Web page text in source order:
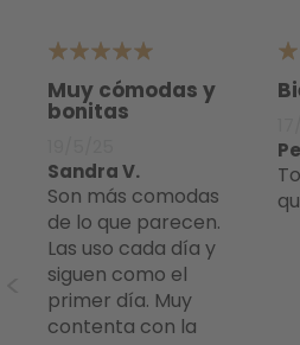
5Muy cómodas y
bonitas
Sandra V.
Son más comodas
de lo que parecen.
Las uso cada día y
siguen como el
primer día. Muy
contenta con la
5
Todo muy bien, nada